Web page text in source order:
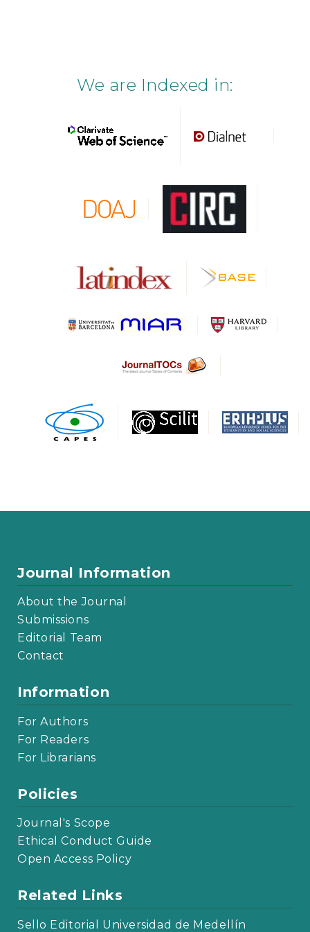
We are Indexed in:
Journal Information
About the Journal
Submissions
Editorial Team
Contact
Information
For Authors
For Readers
For Librarians
Policies
Journal's Scope
Ethical Conduct Guide
Open Access Policy
Related Links
Sello Editorial Universidad de Medellín